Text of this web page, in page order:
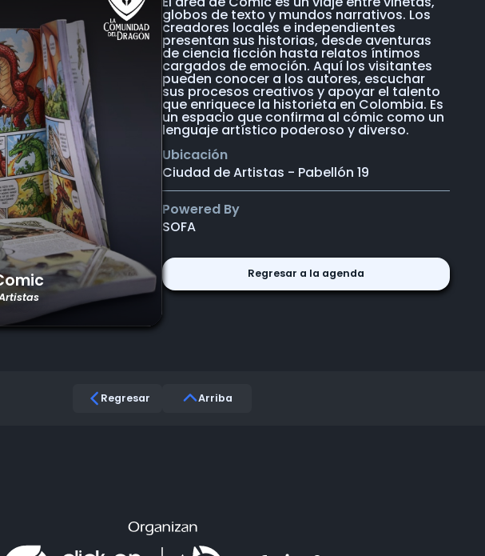
globos de texto y mundos narrativos. Los
creadores locales e independientes
presentan sus historias, desde aventuras
de ciencia ficción hasta relatos íntimos
cargados de emoción. Aquí los visitantes
pueden conocer a los autores, escuchar
sus procesos creativos y apoyar el talento
que enriquece la historieta en Colombia. Es
un espacio que confirma al cómic como un
lenguaje artístico poderoso y diverso.
Ubicación
Ciudad de Artistas - Pabellón 19
Powered By
SOFA
Regresar a la agenda
Regresar Arriba